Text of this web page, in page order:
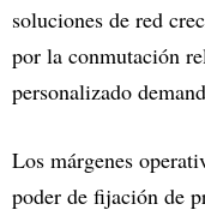
soluciones de red
por la conmutación
personalizado
Los márgenes
poder de fijación de